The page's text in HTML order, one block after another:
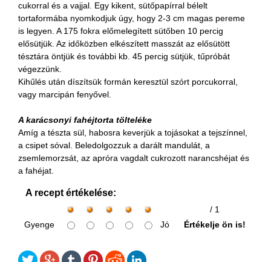
cukorral és a vajjal. Egy kikent, sütőpapírral bélelt
tortaformába nyomkodjuk úgy, hogy 2-3 cm magas pereme
is legyen. A 175 fokra előmelegített sütőben 10 percig
elősütjük. Az időközben elkészített masszát az elősütött
tésztára öntjük és további kb. 45 percig sütjük, tűpróbát
végezzünk.
Kihűlés után díszítsük formán keresztül szórt porcukorral,
vagy marcipán fenyővel.
A karácsonyi fahéjtorta tölteléke
Amíg a tészta sül, habosra keverjük a tojásokat a tejszínnel,
a csipet sóval. Beledolgozzuk a darált mandulát, a
zsemlemorzsát, az apróra vagdalt cukrozott narancshéjat és
a fahéjat.
A recept értékelése:
/ 1
Gyenge
Jó Értékelje ön is!